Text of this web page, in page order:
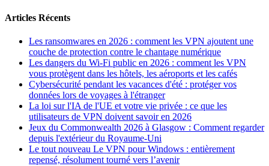
Articles Récents
Les ransomwares en 2026 : comment les VPN ajoutent une
couche de protection contre le chantage numérique
Les dangers du Wi-Fi public en 2026 : comment les VPN
vous protègent dans les hôtels, les aéroports et les cafés
Cybersécurité pendant les vacances d'été : protéger vos
données lors de voyages à l'étranger
La loi sur l'IA de l'UE et votre vie privée : ce que les
utilisateurs de VPN doivent savoir en 2026
Jeux du Commonwealth 2026 à Glasgow : Comment regarder
depuis l'extérieur du Royaume-Uni
Le tout nouveau Le VPN pour Windows : entièrement
repensé, résolument tourné vers l’avenir